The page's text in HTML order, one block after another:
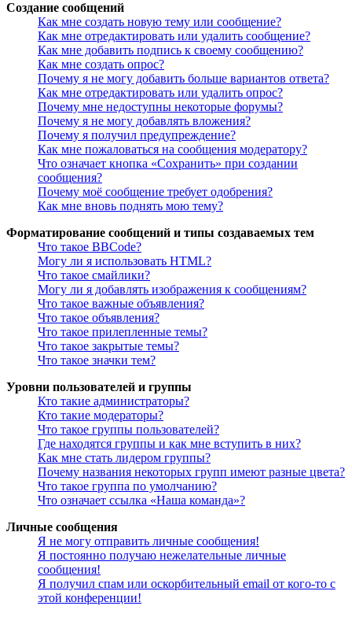
Создание сообщений
Как мне создать новую тему или сообщение?
Как мне отредактировать или удалить сообщение?
Как мне добавить подпись к своему сообщению?
Как мне создать опрос?
Почему я не могу добавить больше вариантов ответа?
Как мне отредактировать или удалить опрос?
Почему мне недоступны некоторые форумы?
Почему я не могу добавлять вложения?
Почему я получил предупреждение?
Как мне пожаловаться на сообщения модератору?
Что означает кнопка «Сохранить» при создании
сообщения?
Почему моё сообщение требует одобрения?
Как мне вновь поднять мою тему?
Форматирование сообщений и типы создаваемых тем
Что такое BBCode?
Могу ли я использовать HTML?
Что такое смайлики?
Могу ли я добавлять изображения к сообщениям?
Что такое важные объявления?
Что такое объявления?
Что такое прилепленные темы?
Что такое закрытые темы?
Что такое значки тем?
Уровни пользователей и группы
Кто такие администраторы?
Кто такие модераторы?
Что такое группы пользователей?
Где находятся группы и как мне вступить в них?
Как мне стать лидером группы?
Почему названия некоторых групп имеют разные цвета?
Что такое группа по умолчанию?
Что означает ссылка «Наша команда»?
Личные сообщения
Я не могу отправить личные сообщения!
Я постоянно получаю нежелательные личные
сообщения!
Я получил спам или оскорбительный email от кого-то с
этой конференции!